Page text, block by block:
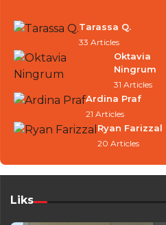
Tarassa Q.
33 Articles
Oktavia
Ningrum
31 Articles
Ardina Praf
21 Articles
Ryan Farizzal
20 Articles
Liks